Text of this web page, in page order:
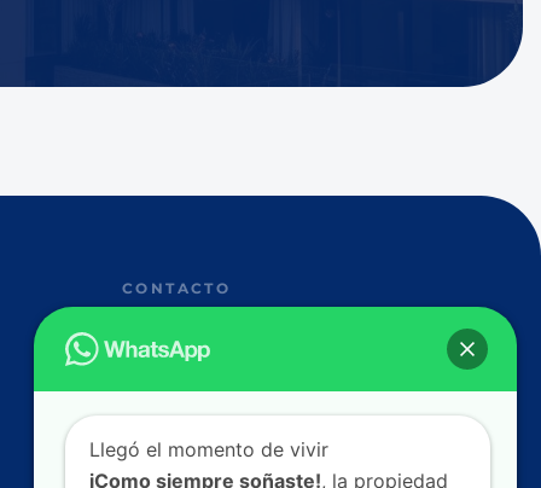
CONTACTO
info@magrealestate.ec
Av. Naciones Unidas & Av. Río Amazonas,
170135 Quito, Ecuador.
Llegó el momento de vivir
iComo siempre soñaste!, la propiedad